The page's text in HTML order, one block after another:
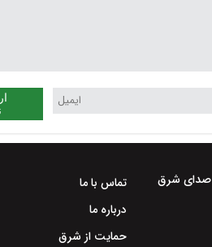
صدای شرق
تماس با ما
درباره ما
حمایت از شرق